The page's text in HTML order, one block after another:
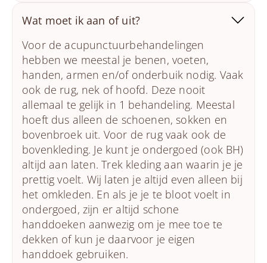
Wat moet ik aan of uit?
Voor de acupunctuurbehandelingen
hebben we meestal je benen, voeten,
handen, armen en/of onderbuik nodig. Vaak
ook de rug, nek of hoofd. Deze nooit
allemaal te gelijk in 1 behandeling. Meestal
hoeft dus alleen de schoenen, sokken en
bovenbroek uit. Voor de rug vaak ook de
bovenkleding. Je kunt je ondergoed (ook BH)
altijd aan laten. Trek kleding aan waarin je je
prettig voelt. Wij laten je altijd even alleen bij
het omkleden. En als je je te bloot voelt in
ondergoed, zijn er altijd schone
handdoeken aanwezig om je mee toe te
dekken of kun je daarvoor je eigen
handdoek gebruiken.